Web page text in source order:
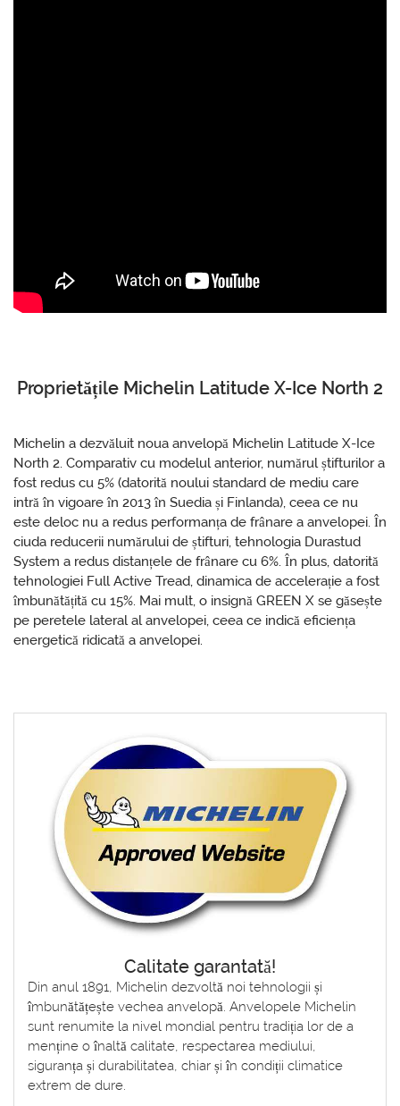
Proprietățile Michelin Latitude X-Ice North 2
Michelin a dezvăluit noua anvelopă Michelin Latitude X-Ice
North 2. Comparativ cu modelul anterior, numărul știfturilor a
fost redus cu 5% (datorită noului standard de mediu care
intră în vigoare în 2013 în Suedia și Finlanda), ceea ce nu
este deloc nu a redus performanța de frânare a anvelopei. În
ciuda reducerii numărului de știfturi, tehnologia Durastud
System a redus distanțele de frânare cu 6%. În plus, datorită
tehnologiei Full Active Tread, dinamica de accelerație a fost
îmbunătățită cu 15%. Mai mult, o insignă GREEN X se găsește
pe peretele lateral al anvelopei, ceea ce indică eficiența
energetică ridicată a anvelopei.
Calitate garantată!
Din anul 1891, Michelin dezvoltă noi tehnologii și
îmbunătățește vechea anvelopă. Anvelopele Michelin
sunt renumite la nivel mondial pentru tradiția lor de a
menține o înaltă calitate, respectarea mediului,
siguranța și durabilitatea, chiar și în condiții climatice
extrem de dure.